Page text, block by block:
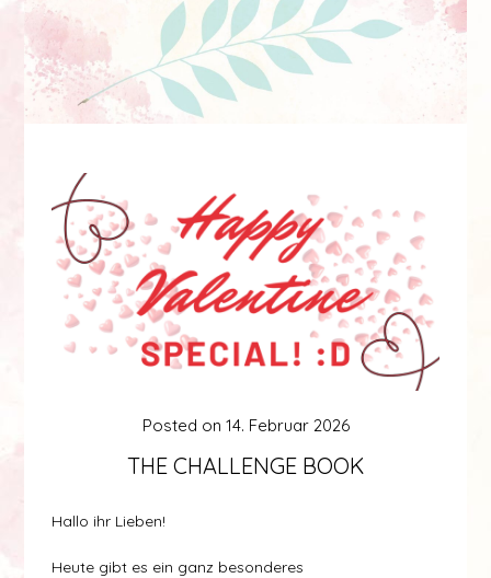
THE CHALLENGE BOOK
Posted on 14. Februar 2026
Hallo ihr Lieben!
Heute gibt es ein ganz besonderes